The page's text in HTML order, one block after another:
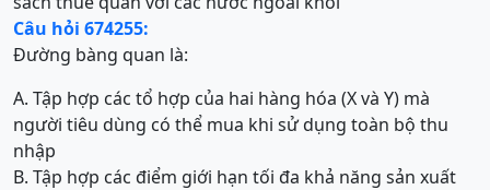
Câu hỏi 674255:
Đường bàng quan là:
A. Tập hợp các tổ hợp của hai hàng hóa (X và Y) mà
người tiêu dùng có thể mua khi sử dụng toàn bộ thu
nhập
B. Tập hợp các điểm giới hạn tối đa khả năng sản xuất